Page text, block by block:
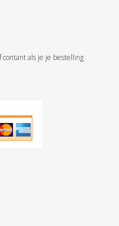
als je je bestelling